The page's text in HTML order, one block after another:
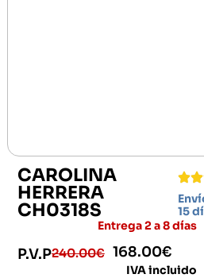
CAROLINA
HERRERA
CH0318S
15
Entrega 2 a 8 días
P.V.P240.00€ 168.00€
IVA incluido